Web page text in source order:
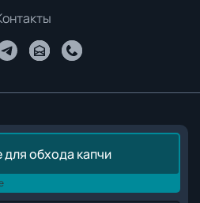
обхода капчи